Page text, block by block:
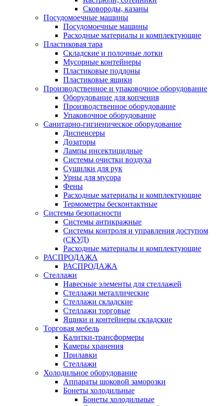
Сковороды, казаны
Посудомоечные машины
Посудомоечные машины
Расходные материалы и комплектующие
Пластиковая тара
Складские и полочные лотки
Мусорные контейнеры
Пластиковые поддоны
Пластиковые ящики
Производственное и упаковочное оборудование
Оборудование для копчения
Производственное оборудование
Упаковочное оборудование
Санитарно-гигиеническое оборудование
Диспенсеры
Дозаторы
Лампы инсектицидные
Системы очистки воздуха
Сушилки для рук
Урны для мусора
Фены
Расходные материалы и комплектующие
Термометры бесконтактные
Системы безопасности
Системы антикражные
Системы контроля и управления доступом
(СКУД)
Расходные материалы и комплектующие
РАСПРОДАЖА
РАСПРОДАЖА
Стеллажи
Навесные элементы для стеллажей
Стеллажи металлические
Стеллажи складские
Стеллажи торговые
Ящики и контейнеры складские
Торговая мебель
Калитки-трансформеры
Камеры хранения
Прилавки
Стеллажи
Холодильное оборудование
Аппараты шоковой заморозки
Бонеты холодильные
Бонеты холодильные